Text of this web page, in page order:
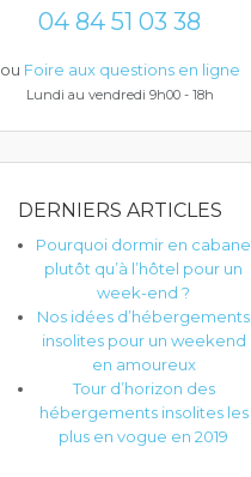
04 84 51 03 38
ou Foire aux questions en ligne
Lundi au vendredi 9h00 - 18h
DERNIERS ARTICLES
Pourquoi dormir en cabane
plutôt qu’à l’hôtel pour un
week-end ?
Nos idées d’hébergements
insolites pour un weekend
en amoureux
Tour d’horizon des
hébergements insolites les
plus en vogue en 2019